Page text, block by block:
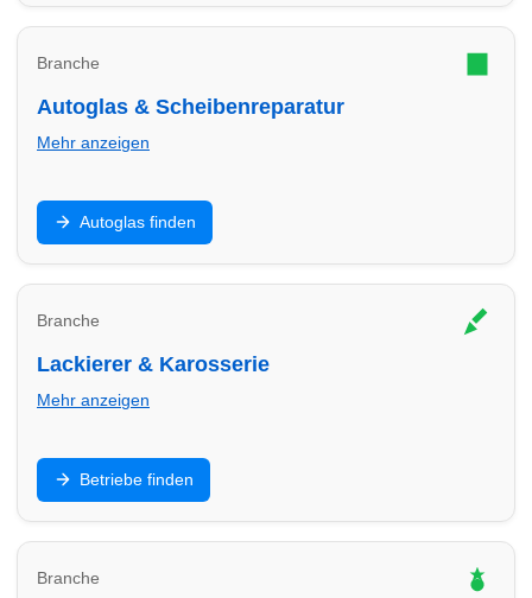
Branche
Autoglas & Scheibenreparatur
Mehr anzeigen
Steinschlag, Scheibentausch und Kalibrierung: Finde
Autoglas-Profis in Bocholt – oft kurzfristig mit klaren
Preisen.
Autoglas finden
Branche
Lackierer & Karosserie
Mehr anzeigen
Unfallinstandsetzung, Kratzer, Smart Repair: Finde
Lackier- und Karosseriebetriebe in Bocholt für saubere
Ergebnisse.
Betriebe finden
Branche